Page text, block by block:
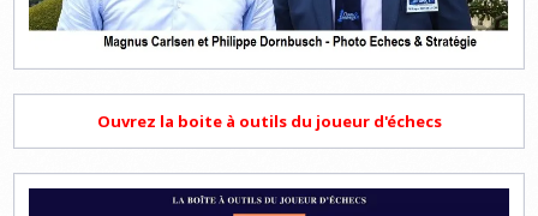
Ouvrez la boite à outils du joueur d'échecs